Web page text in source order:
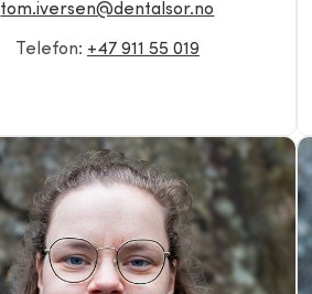
tom.iversen@dentalsor.no
Telefon: +47 911 55 019